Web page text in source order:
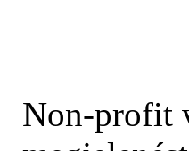
Non-profit